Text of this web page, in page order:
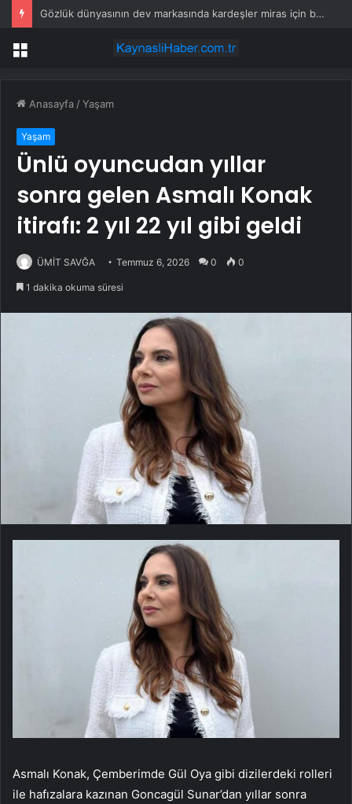
Gözlük dünyasının dev markasında kardeşler miras için birbirine düştü
Menü
Anasayfa /Yaşam
Yaşam
Ünlü oyuncudan yıllar
sonra gelen Asmalı Konak
itirafı: 2 yıl 22 yıl gibi geldi
ÜMİT SAVĞA Temmuz 6, 2026 0 0
1 dakika okuma süresi
Asmalı Konak, Çemberimde Gül Oya gibi dizilerdeki rolleri
ile hafızalara kazınan Goncagül Sunar’dan yıllar sonra